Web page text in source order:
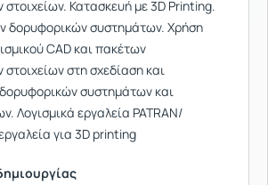
Κατασκευή με 3D Printing.
δορυφορικών συστημάτων. Χρήση
CAD και πακέτων
στη σχεδίαση και
συστημάτων και
Λογισμικά εργαλεία PATRAN/
για 3D printing